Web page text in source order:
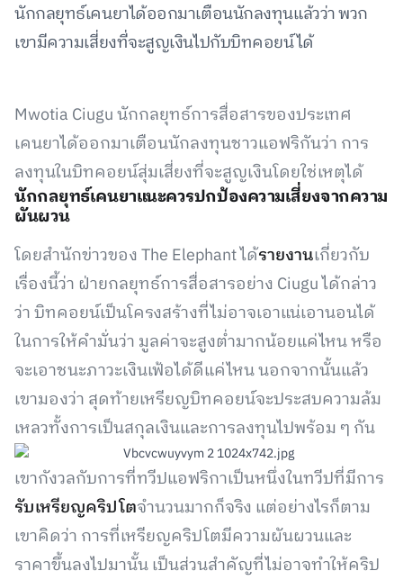
นักกลยุทธ์เคนยาได้ออกมาเตือนนักลงทุนแล้วว่า พวก
เขามีความเสี่ยงที่จะสูญเงินไปกับบิทคอยน์ได้
Mwotia Ciugu นักกลยุทธ์การสื่อสารของประเทศ
เคนยาได้ออกมาเตือนนักลงทุนชาวแอฟริกันว่า การ
ลงทุนในบิทคอยน์สุ่มเสี่ยงที่จะสูญเงินโดยใช่เหตุได้
นักกลยุทธ์เคนยาแนะควรปกป้องความเสี่ยงจากความ
ผันผวน
โดยสำนักข่าวของ The Elephant ได้รายงานเกี่ยวกับ
เรื่องนี้ว่า ฝ่ายกลยุทธ์การสื่อสารอย่าง Ciugu ได้กล่าว
ว่า บิทคอยน์เป็นโครงสร้างที่ไม่อาจเอาแน่เอานอนได้
ในการให้คำมั่นว่า มูลค่าจะสูงต่ำมากน้อยแค่ไหน หรือ
จะเอาชนะภาวะเงินเฟ้อได้ดีแค่ไหน นอกจากนั้นแล้ว
เขามองว่า สุดท้ายเหรียญบิทคอยน์จะประสบความล้ม
เหลวทั้งการเป็นสกุลเงินและการลงทุนไปพร้อม ๆ กัน
เขากังวลกับการที่ทวีปแอฟริกาเป็นหนึ่งในทวีปที่มีการ
รับเหรียญคริปโตจำนวนมากก็จริง แต่อย่างไรก็ตาม
เขาคิดว่า การที่เหรียญคริปโตมีความผันผวนและ
ราคาขึ้นลงไปมานั้น เป็นส่วนสำคัญที่ไม่อาจทำให้คริป